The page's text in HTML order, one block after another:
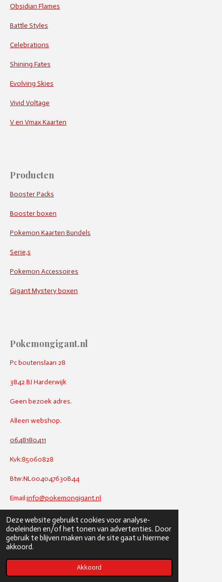
Deze website gebruikt cookies voor analyse-
doeleinden en/of het tonen van advertenties. Door
gebruik te blijven maken van de site gaat u hiermee
akkoord.
Akkoord
Obsidian Flames
Battle Styles
Celebrations
Shining Fates
Evolving Skies
Vivid Voltage
V en Vmax Kaarten
Producten
Booster Packs
Booster boxen
Pokemon Kaarten Bundels
Serie,s
Pokemon Accessoires
Gigant Mystery boxen
Pokemongigant.nl
Pc boutenslaan 28
3842 BJ Harderwijk
Geen bezoek adres.
Alleen webshop.
0648180411
Kvk:85060828
Btw:NL004047630B44
Email:info@pokemongigant.nl